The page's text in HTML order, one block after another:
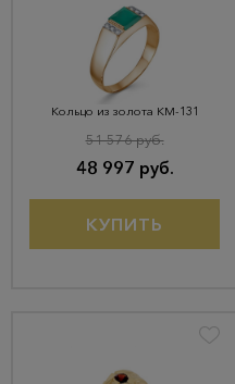
Кольцо из золота КМ-131
48 997 руб.
51 576 руб.
КУПИТЬ